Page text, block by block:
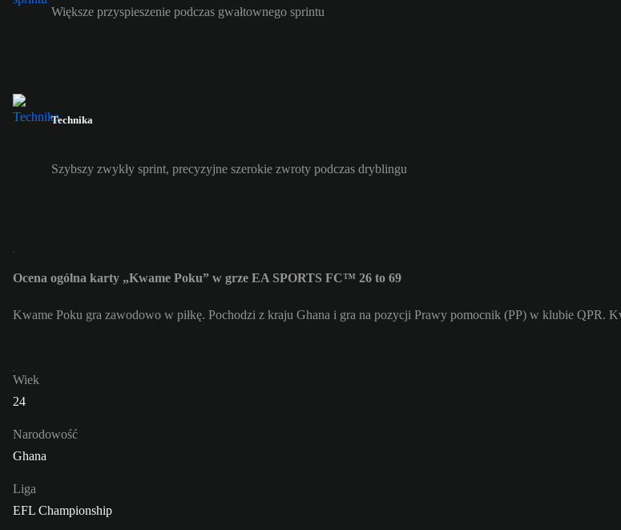
Większe przyspieszenie podczas gwałtownego sprintu
Technika
Szybszy zwykły sprint, precyzyjne szerokie zwroty podczas dryblingu
Ocena ogólna karty „Kwame Poku” w grze EA SPORTS FC™ 26 to 69
Kwame Poku gra zawodowo w piłkę. Pochodzi z kraju Ghana i gra na pozycji Prawy pomocnik (PP) w klubie QPR.
Wiek
24
Narodowość
Ghana
Liga
EFL Championship